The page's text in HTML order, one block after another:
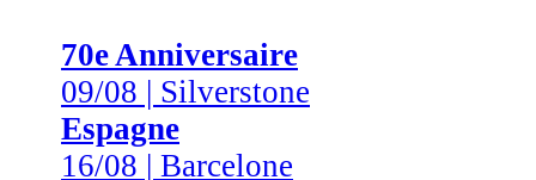
70e Anniversaire
09/08 | Silverstone
Espagne
16/08 | Barcelone